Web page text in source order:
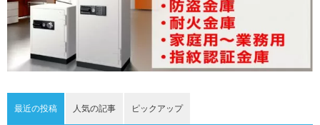
最近の投稿 人気の記事 ピックアップ